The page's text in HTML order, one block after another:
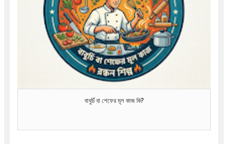
বাবুর্চি বা শেফের মূল কাজ কি?